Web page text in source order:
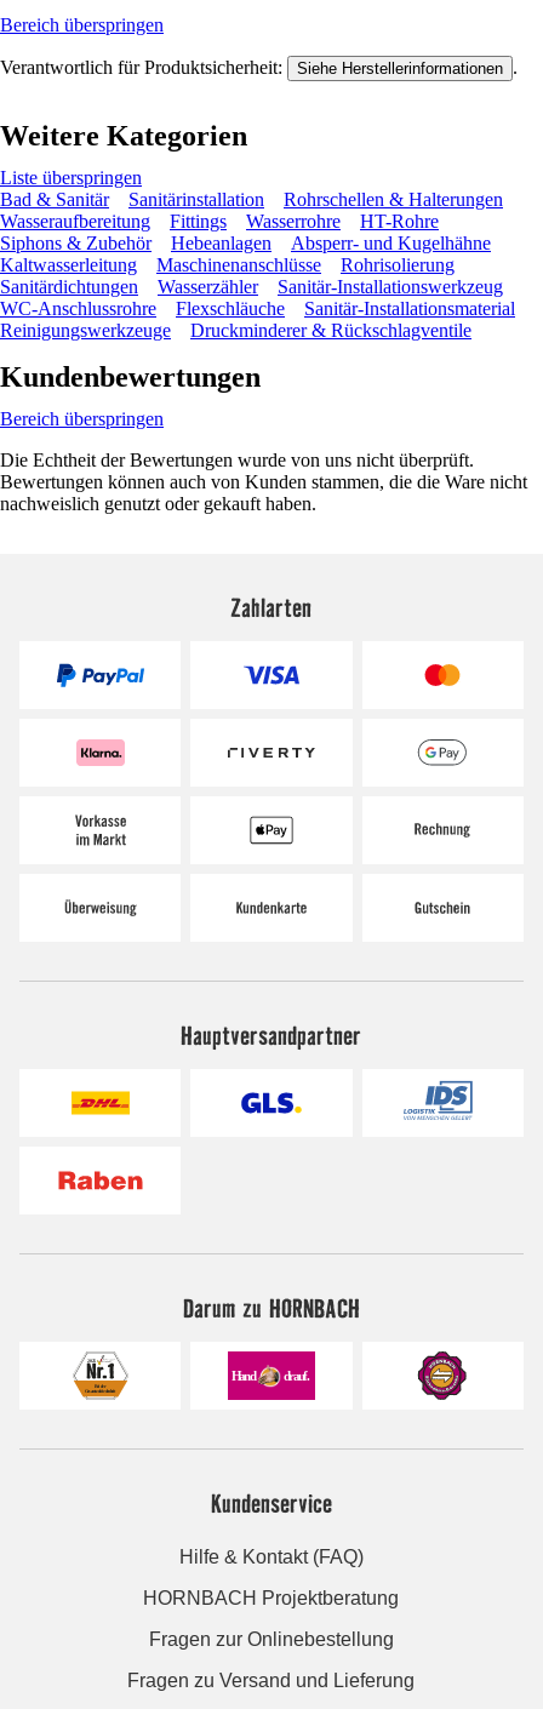
Bereich überspringen
Verantwortlich für Produktsicherheit: Siehe Herstellerinformationen .
Weitere Kategorien
Liste überspringen
Bad & Sanitär
Sanitärinstallation
Rohrschellen & Halterungen
Wasseraufbereitung
Fittings Wasserrohre
HT-Rohre
Siphons & Zubehör
Hebeanlagen
Absperr- und Kugelhähne
Kaltwasserleitung
Maschinenanschlüsse
Rohrisolierung
Sanitärdichtungen
Wasserzähler
Sanitär-Installationswerkzeug
WC-Anschlussrohre
Flexschläuche
Sanitär-Installationsmaterial
Reinigungswerkzeuge
Druckminderer & Rückschlagventile
Kundenbewertungen
Bereich überspringen
Die Echtheit der Bewertungen wurde von uns nicht überprüft.
Bewertungen können auch von Kunden stammen, die die Ware nicht
nachweislich genutzt oder gekauft haben.
Zahlarten
Hauptversandpartner
Darum zu HORNBACH
Kundenservice
Hilfe & Kontakt (FAQ)
HORNBACH Projektberatung
Fragen zur Onlinebestellung
Fragen zu Versand und Lieferung